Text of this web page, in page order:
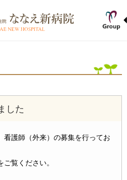
した
看護師（外来）の募集を行ってお
覧ください。